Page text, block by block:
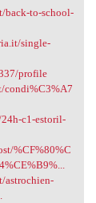
back-to-school-
single-
profile
condi%C3%A7
c1-estoril-
%CF%80%C
astrochien-